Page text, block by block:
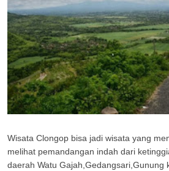
Wisata Clongop bisa jadi wisata yang
melihat pemandangan indah dari
daerah Watu Gajah,Gedangsari,Gunung